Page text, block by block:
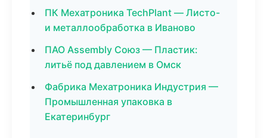
ПК Мехатроника TechPlant — Листо-
и металлообработка в Иваново
ПАО Assembly Союз — Пластик:
литьё под давлением в Омск
Фабрика Мехатроника Индустрия —
Промышленная упаковка в
Екатеринбург